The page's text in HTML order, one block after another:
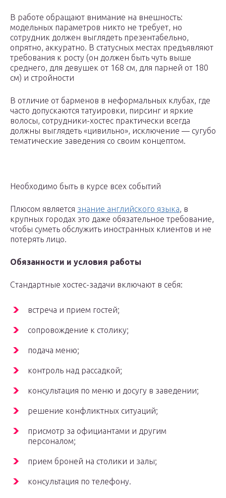
В работе обращают внимание на внешность:
модельных параметров никто не требует, но
сотрудник должен выглядеть презентабельно,
опрятно, аккуратно. В статусных местах предъявляют
требования к росту (он должен быть чуть выше
среднего, для девушек от 168 см, для парней от 180
см) и стройности
В отличие от барменов в неформальных клубах, где
часто допускаются татуировки, пирсинг и яркие
волосы, сотрудники-хостес практически всегда
должны выглядеть «цивильно», исключение — сугубо
тематические заведения со своим концептом.
Необходимо быть в курсе всех событий
Плюсом является знание английского языка, в
крупных городах это даже обязательное требование,
чтобы суметь обслужить иностранных клиентов и не
потерять лицо.
Обязанности и условия работы
Стандартные хостес-задачи включают в себя:
встреча и прием гостей;
сопровождение к столику;
подача меню;
контроль над рассадкой;
консультация по меню и досугу в заведении;
решение конфликтных ситуаций;
присмотр за официантами и другим
персоналом;
прием броней на столики и залы;
консультация по телефону.